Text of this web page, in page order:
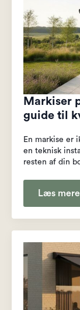
Markiser
guide til
En markise er
en teknisk
resten af din
Læs mere